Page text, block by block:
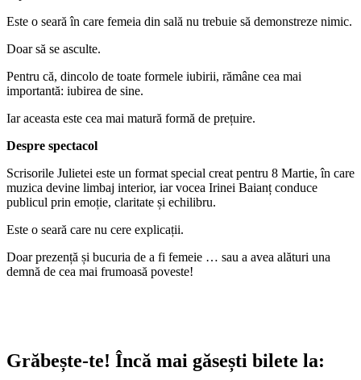
Este o seară în care femeia din sală nu trebuie să demonstreze nimic.
Doar să se asculte.
Pentru că, dincolo de toate formele iubirii, rămâne cea mai
importantă: iubirea de sine.
Iar aceasta este cea mai matură formă de prețuire.
Despre spectacol
Scrisorile Julietei este un format special creat pentru 8 Martie, în care
muzica devine limbaj interior, iar vocea Irinei Baianț conduce
publicul prin emoție, claritate și echilibru.
Este o seară care nu cere explicații.
Doar prezență și bucuria de a fi femeie … sau a avea alături una
demnă de cea mai frumoasă poveste!
Grăbește-te! Încă mai găsești bilete la: